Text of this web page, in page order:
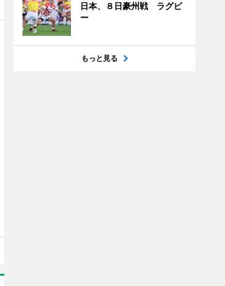
日本、８日豪州戦 ラグビ
ー
もっと見る